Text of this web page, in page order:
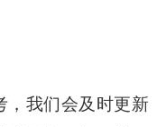
，我们会及时更新